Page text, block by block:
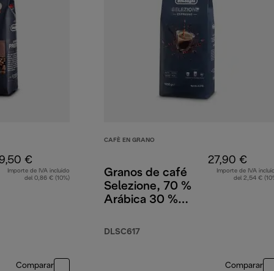
9,50 €
Importe de IVA incluido
del 0,86 € (10%)
Comparar
CAFÈ EN GRANO
Granos de café
Selezione, 70 %
Arábica 30 %
DLSC617
27,90 €
Importe de IVA
del 2,54 €
Comparar